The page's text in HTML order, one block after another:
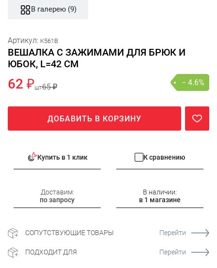
В галерею (9)
Артикул: K561B
ВЕШАЛКА С ЗАЖИМАМИ ДЛЯ БРЮК И
ЮБОК, L=42 СМ
62 ₽шт65 ₽ − 4.6%
ДОБАВИТЬ В КОРЗИНУ
Купить в 1 клик К сравнению
Доставим:
по запросу
В наличии:
в 1 магазине
СОПУТСТВУЮЩИЕ ТОВАРЫ Перейти
ПОДХОДИТ ДЛЯ Перейти